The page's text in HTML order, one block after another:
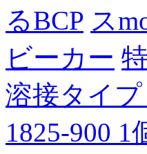
るBCP ス
ビーカー
溶接タイ
1825-900 1